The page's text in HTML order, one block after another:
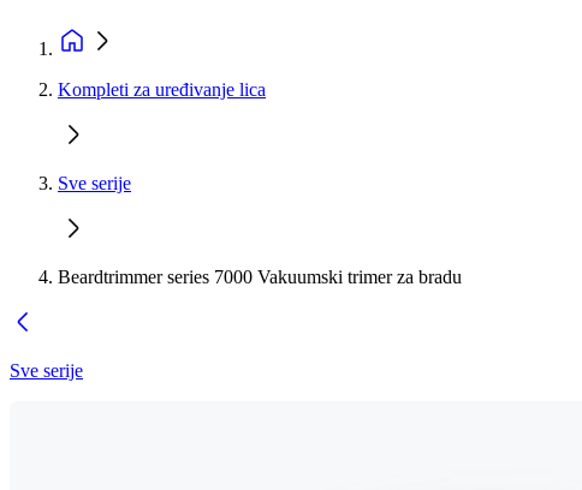
Kompleti za uređivanje lica
Sve serije
Beardtrimmer series 7000 Vakuumski trimer za bradu
Sve serije